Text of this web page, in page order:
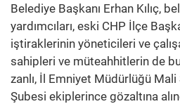
Belediye Başkanı Erhan Kılıç,
yardımcıları, eski CHP İlçe
iştiraklerinin yöneticileri ve
sahipleri ve müteahhitlerin de
zanlı, İl Emniyet Müdürlüğü
Şubesi ekiplerince gözaltına